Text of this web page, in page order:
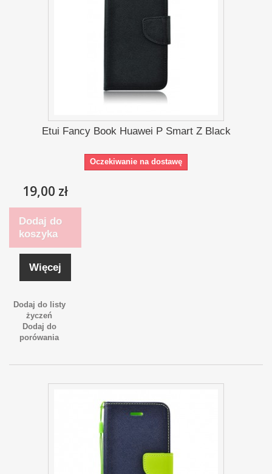
Etui Fancy Book Huawei P Smart Z Black
Oczekiwanie na dostawę
19,00 zł
Dodaj do
koszyka
Więcej
Dodaj do listy
życzeń
Dodaj do
porówania